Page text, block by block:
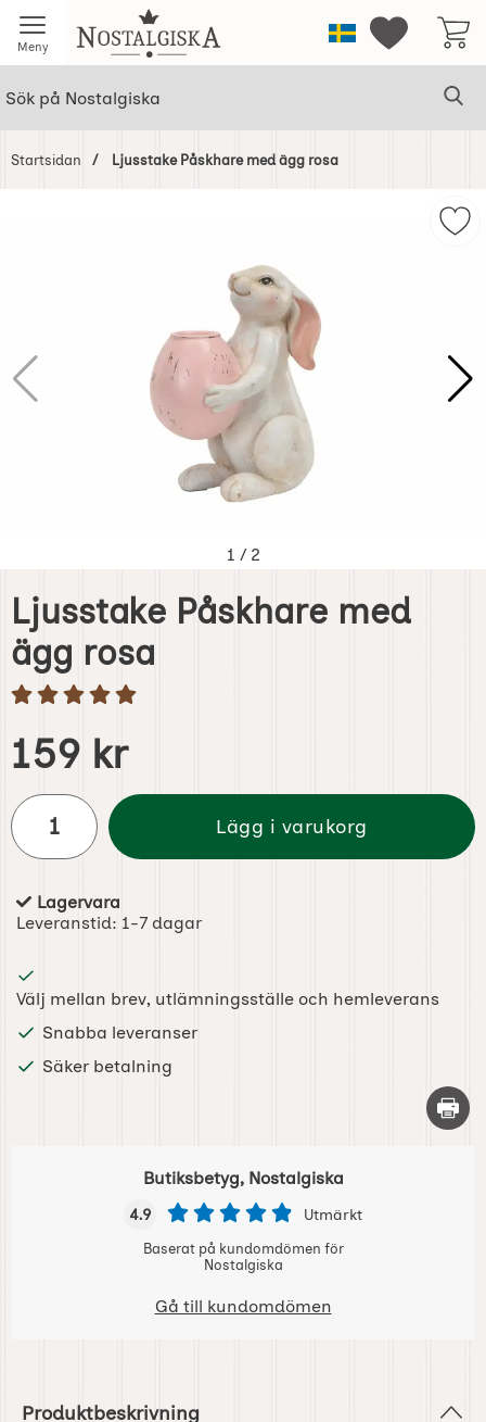
Meny Startsidan för NostalgiskaSverigeMina
Startsidan Ljusstake Påskhare med ägg rosa
1 / 2
Ljusstake Påskhare med
ägg rosa
Handla denna produkt Ljusstake Påskhare med ägg rosa
pris
159 kr
antal
Lägg i varukorg
Tillgänglighet:
Lagervara
Leveranstid: 1-7 dagar
Välj mellan brev, utlämningsställe och hemleverans
Snabba leveranser
Säker betalning
Skriv
Butiksbetyg, Nostalgiska
4.9 Utmärkt
Baserat på kundomdömen för
Nostalgiska
Gå till kundomdömen
Produktbeskrivning